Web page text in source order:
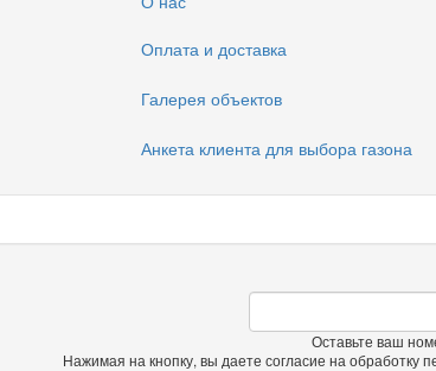
Оплата и доставка
Галерея объектов
Анкета клиента для выбора газона
Оставьте ваш
Нажимая на кнопку, вы даете согласие на обработку